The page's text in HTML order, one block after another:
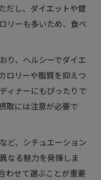
だし、ダイエットや健
リーも多いため、食べ
り、ヘルシーでダイエ
ロリーや脂質を抑えつ
ィナーにもぴったりで
取には注意が必要で
ど、シチュエーション
なる魅力を発揮しま
わせて選ぶことが重要